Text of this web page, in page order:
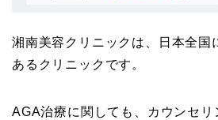
湘南美容クリニックは、日本全国
あるクリニックです。
AGA治療に関しても、カウンセ